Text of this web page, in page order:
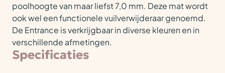
poolhoogte van maar liefst 7,0 mm. Deze mat wordt
ook wel een functionele vuilverwijderaar genoemd.
De Entrance is verkrijgbaar in diverse kleuren en in
verschillende afmetingen.
Specificaties